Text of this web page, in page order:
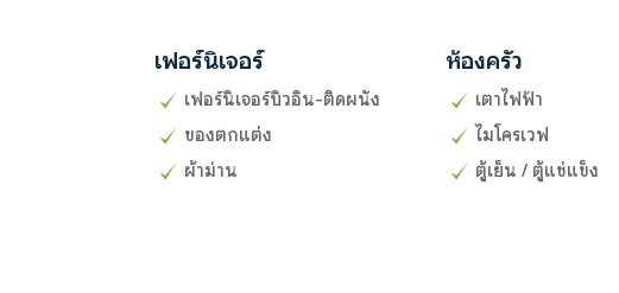
เฟอร์นิเจอร์
เฟอร์นิเจอร์บิวอิน-ติดผนัง
ของตกแต่ง
ผ้าม่าน
ห้องครัว
เตาไฟฟ้า
ไมโครเวฟ
ตู้เย็น / ตู้แช่แข็ง